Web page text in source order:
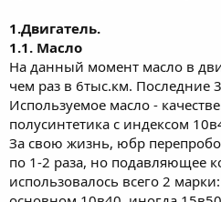
1.Двигатель.
1.1. Масло
На данный момент масло в
чем раз в 6тыс.км. Последние
Используемое масло -
полусинтетика с индексом
За свою жизнь, юбр
по 1-2 раза, но подавляющее
использовалось всего 2